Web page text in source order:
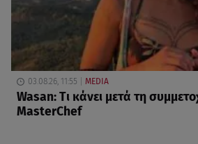
03.08.26, 11:55 MEDIA
Wasan: Tι κάνει μετά τη
MasterChef